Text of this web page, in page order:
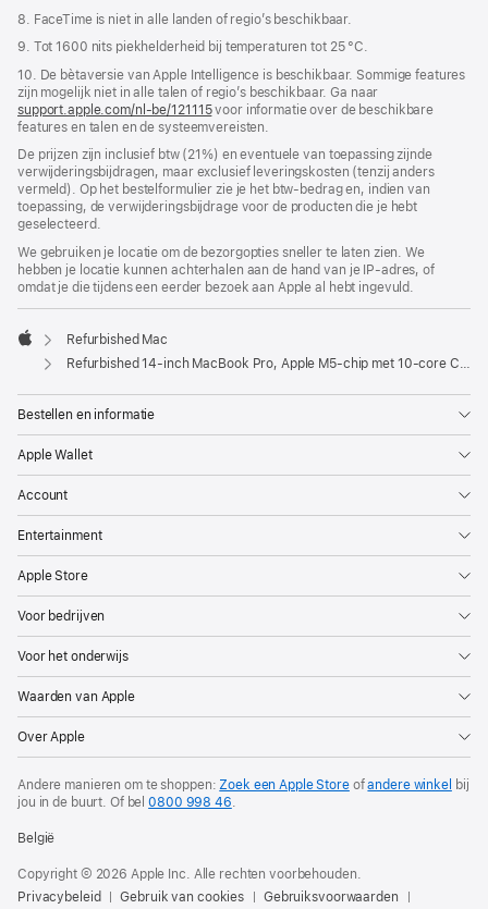
8. FaceTime is niet in alle landen of regio’s beschikbaar.
9. Tot 1600 nits piekhelderheid bij temperaturen tot 25 °C.
10. De bètaversie van Apple Intelligence is beschikbaar. Sommige features
zijn mogelijk niet in alle talen of regio’s beschikbaar. Ga naar
support.apple.com/nl-be/121115voor informatie over de beschikbare
features en talen en de systeemvereisten.
De prijzen zijn inclusief btw (21%) en eventuele van toepassing zijnde
verwijderingsbijdragen, maar exclusief leveringskosten (tenzij anders
vermeld). Op het bestelformulier zie je het btw-bedrag en, indien van
toepassing, de verwijderingsbijdrage voor de producten die je hebt
geselecteerd.
We gebruiken je locatie om de bezorgopties sneller te laten zien. We
hebben je locatie kunnen achterhalen aan de hand van je IP-adres, of
omdat je die tijdens een eerder bezoek aan Apple al hebt ingevuld.
Apple
Refurbished Mac
Refurbished 14‑inch MacBook Pro, Apple M5-chip met 10‑core CPU en 10‑core GPU, display met nanotextuur - Spacezwart
Bestellen en informatie
Apple Wallet
Account
Entertainment
Apple Store
Voor bedrijven
Voor het onderwijs
Waarden van Apple
Over Apple
Andere manieren om te shoppen:Zoek een Apple Storeofandere winkel bij
jou in de buurt. Of bel0800 998 46.
België
Copyright © 2026 Apple Inc. Alle rechten voorbehouden.
Privacybeleid
Gebruik van cookies Gebruiksvoorwaarden